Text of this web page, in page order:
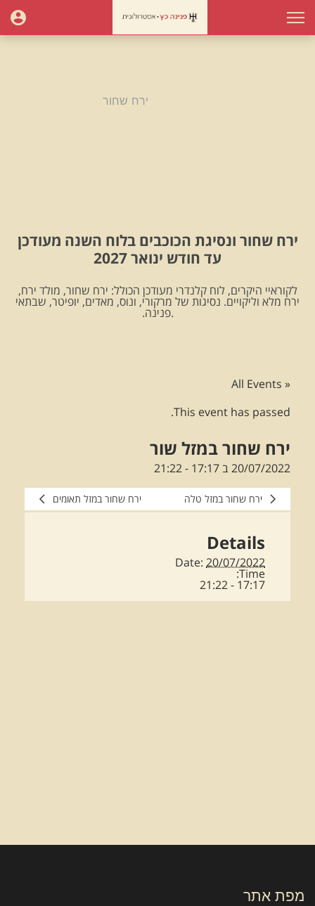
ירח שחור
ירח שחור ונסיגת הכוכבים בלוח השנה מעודכן
עד חודש ינואר 2027
לקוראיי היקרים, לוח קלנדרי מעודכן הכולל: ירח שחור, מולד ירח,
ירח מלא וליקויים. נסיגות של מרקורי, ונוס, מאדים, יופיטר, שבתאי
.פנינה.
« All Events
This event has passed.
ירח שחור במזל שור
20/07/2022 ב 17:17 -
21:22
ירח שחור במזל טלה ירח שחור במזל תאומים
Details
Date: 20/07/2022
Time:
17:17 - 21:22
מפת אתר